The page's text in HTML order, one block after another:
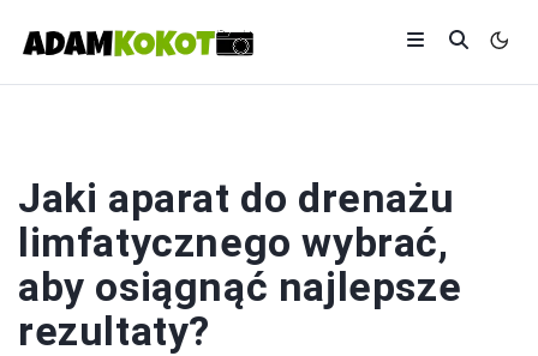
Jaki aparat do drenażu
limfatycznego wybrać,
aby osiągnąć najlepsze
rezultaty?